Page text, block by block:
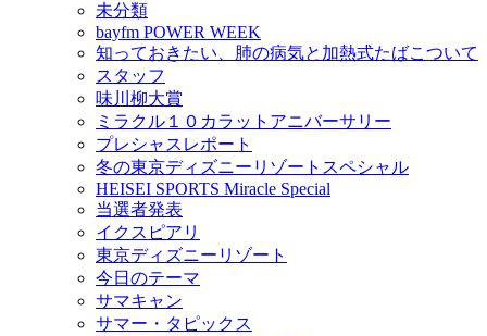
未分類
bayfm POWER WEEK
知っておきたい、肺の病気と加熱式たばこついて
スタッフ
味川柳大賞
ミラクル１０カラットアニバーサリー
プレシャスレポート
冬の東京ディズニーリゾートスペシャル
HEISEI SPORTS Miracle Special
当選者発表
イクスピアリ
東京ディズニーリゾート
今日のテーマ
サマキャン
サマー・タピックス